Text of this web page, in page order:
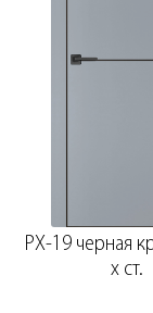
PX-19 черная
х ст.